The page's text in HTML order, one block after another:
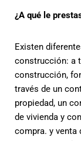
¿A qué le
Existen
construcción: a
construcción,
través de un
propiedad, un
de vivienda y
compra. y venta